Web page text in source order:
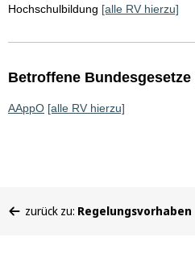
Hochschulbildung [alle RV hierzu]
Betroffene Bundesgesetze
AAppO [alle RV hierzu]
befinden
zurück zu: Regelungsvorhaben